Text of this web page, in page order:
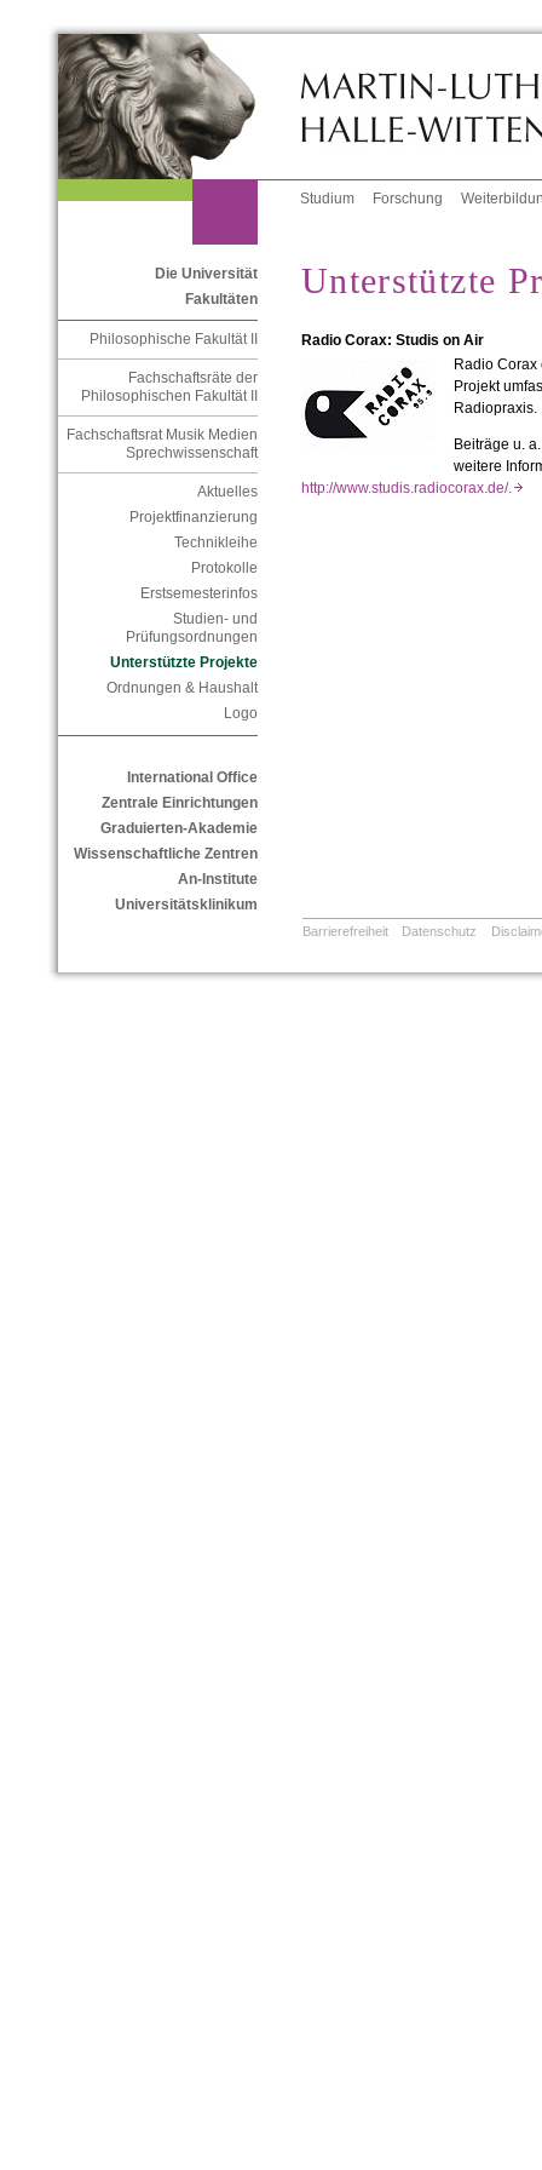
Studium Forschung
Die Universität
Fakultäten
Philosophische Fakultät II
Fachschaftsräte der
Philosophischen Fakultät II
Fachschaftsrat Musik Medien
Sprechwissenschaft
Aktuelles
Projektfinanzierung
Technikleihe
Protokolle
Erstsemesterinfos
Studien- und
Prüfungsordnungen
Unterstützte Projekte
Ordnungen & Haushalt
Logo
International Office
Zentrale Einrichtungen
Graduierten-Akademie
Wissenschaftliche Zentren
An-Institute
Universitätsklinikum
Unterstützte
Radio Corax: Studis on Air
Radio Corax
Projekt
Radiopraxis.
Beiträge u.
weitere
http://www.studis.radiocorax.de/.
Barrierefreiheit Datenschutz